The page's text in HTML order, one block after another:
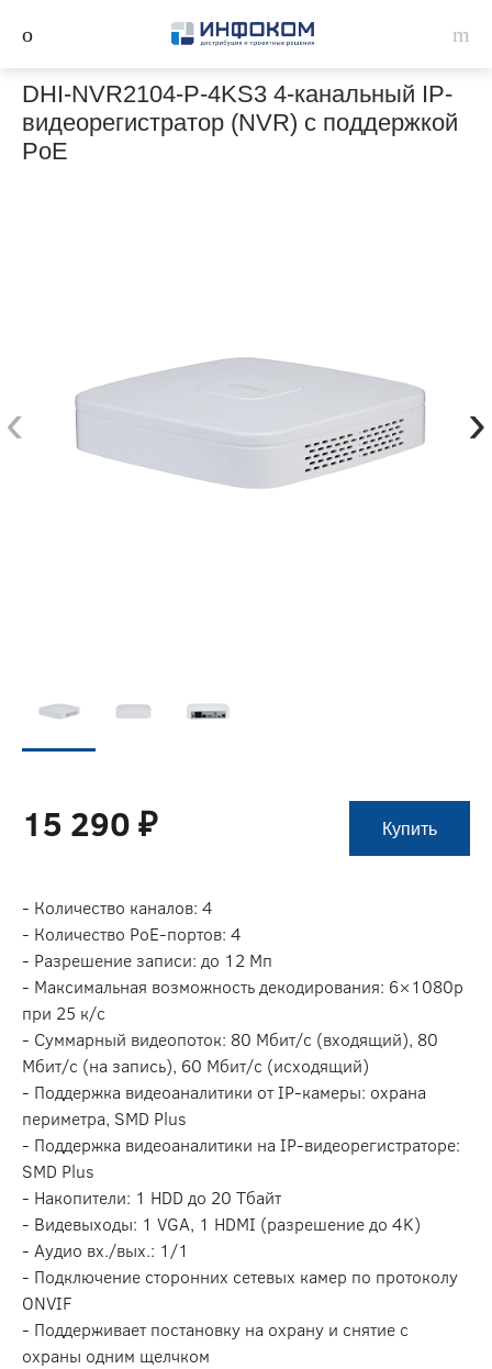
DHI-NVR2104-P-4KS3 4-канальный IP-
видеорегистратор (NVR) с поддержкой
PoE
‹ ›
15 290 ₽ Купить
- Количество каналов: 4
- Количество PoE-портов: 4
- Разрешение записи: до 12 Мп
- Максимальная возможность декодирования: 6×1080p
при 25 к/с
- Суммарный видеопоток: 80 Мбит/с (входящий), 80
Мбит/с (на запись), 60 Мбит/с (исходящий)
- Поддержка видеоаналитики от IP-камеры: охрана
периметра, SMD Plus
- Поддержка видеоаналитики на IP-видеорегистраторе:
SMD Plus
- Накопители: 1 HDD до 20 Тбайт
- Видевыходы: 1 VGA, 1 HDMI (разрешение до 4K)
- Аудио вх./вых.: 1/1
- Подключение сторонних сетевых камер по протоколу
ONVIF
- Поддерживает постановку на охрану и снятие с
охраны одним щелчком